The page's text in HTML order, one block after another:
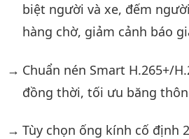
biệt người và xe, đếm
hàng chờ, giảm cảnh báo
Chuẩn nén Smart H.265+/
đồng thời, tối ưu băng
Tùy chọn ống kính cố định